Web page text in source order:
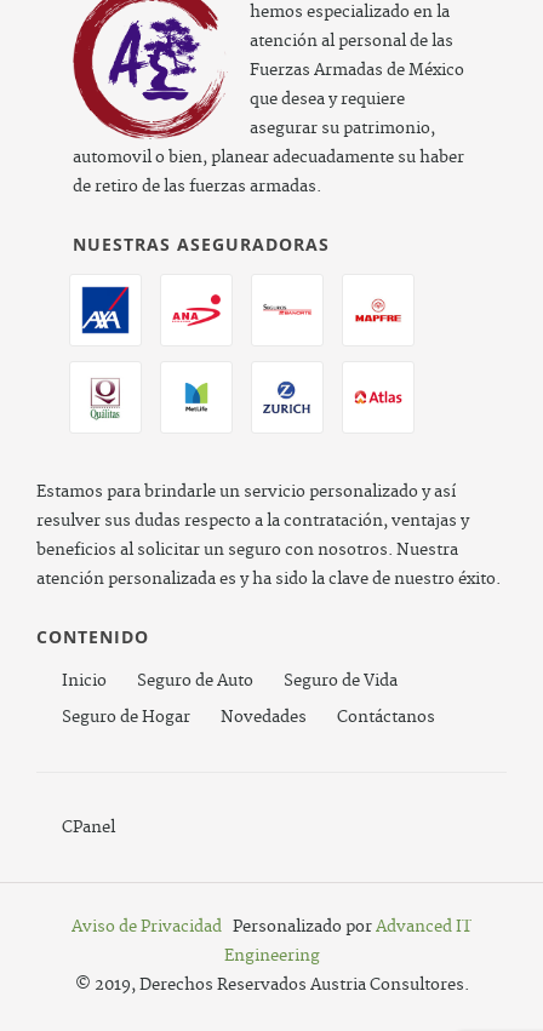
hemos especializado en la
atención al personal de las
Fuerzas Armadas de México
que desea y requiere
asegurar su patrimonio,
automovil o bien, planear adecuadamente su haber
de retiro de las fuerzas armadas.
NUESTRAS ASEGURADORAS
Estamos para brindarle un servicio personalizado y así
resulver sus dudas respecto a la contratación, ventajas y
beneficios al solicitar un seguro con nosotros. Nuestra
atención personalizada es y ha sido la clave de nuestro éxito.
CONTENIDO
Inicio Seguro de Auto
Seguro de Vida
Seguro de Hogar
Novedades Contáctanos
CPanel
Aviso de Privacidad Personalizado porAdvanced IT
Engineering
© 2019, Derechos Reservados Austria Consultores.